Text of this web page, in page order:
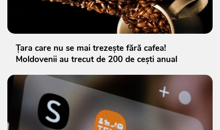
Țara care nu se mai trezește fără cafea!
Moldovenii au trecut de 200 de cești anual